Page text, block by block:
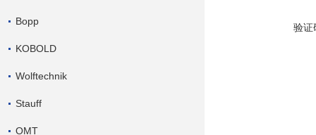
Bopp
KOBOLD
Wolftechnik
Stauff
OMT
验证